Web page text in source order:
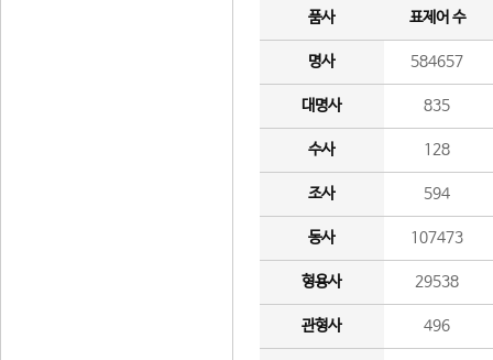
품사 표제어 수
명사 584657
대명사 835
수사 128
조사 594
동사 107473
형용사 29538
관형사 496